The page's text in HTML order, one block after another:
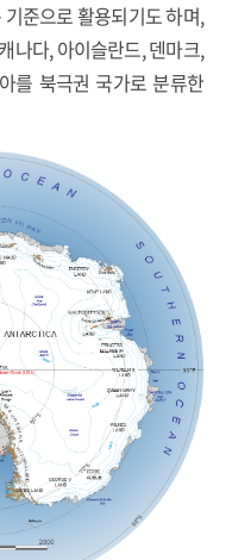
준으로 활용되기도 하며,
나다, 아이슬란드, 덴마크,
를 북극권 국가로 분류한